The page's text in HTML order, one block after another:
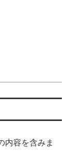
内容を含みま